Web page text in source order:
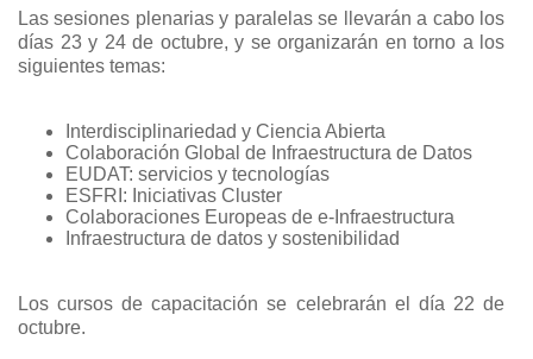
Las sesiones plenarias y paralelas se llevarán a cabo los
días 23 y 24 de octubre, y se organizarán en torno a los
siguientes temas:
Interdisciplinariedad y Ciencia Abierta
Colaboración Global de Infraestructura de Datos
EUDAT: servicios y tecnologías
ESFRI: Iniciativas Cluster
Colaboraciones Europeas de e-Infraestructura
Infraestructura de datos y sostenibilidad
Los cursos de capacitación se celebrarán el día 22 de
octubre.